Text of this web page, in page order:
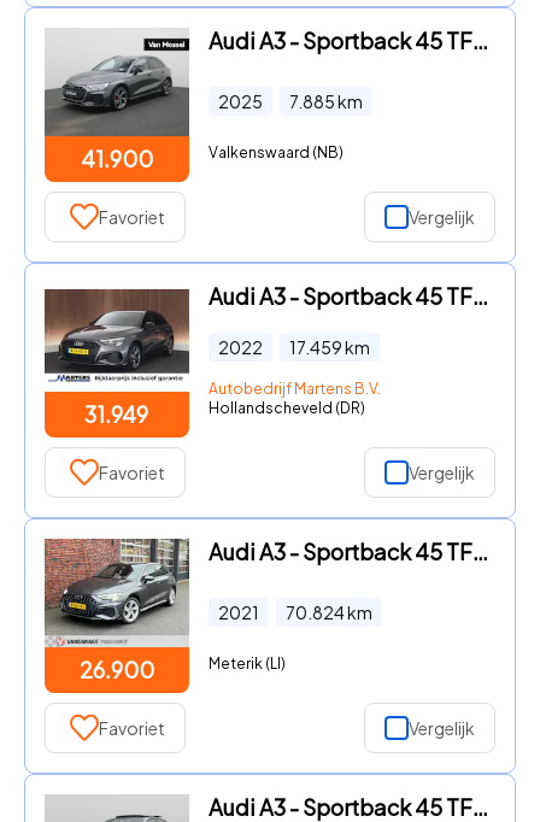
41.900
Audi A3 - Sportback 45 TFSI e S edition Competition l Adaptive cruise
2025 7.885km
Valkenswaard (NB)
Favoriet Vergelijk
31.949
Audi A3 - Sportback 45 TFSI e 245pk S edition Competition Camera Keyle
2022 17.459km
Autobedrijf Martens B.V.
Hollandscheveld (DR)
Favoriet Vergelijk
26.900
Audi A3 - Sportback 45 TFSI e S edition Competition Plug-In ParkeerSen
2021 70.824km
Meterik (LI)
Favoriet Vergelijk
Audi A3 - Sportback 45 TFSI e S edition Competition 272PK S-Tronic S-L